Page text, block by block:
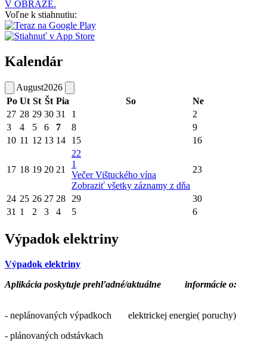
V OBRAZE.
Voľne k stiahnutiu:
Kalendár
August2026
Po Ut St Št Pia So
Ne
27 28 29 30 31 1
2
3
4 5 6 7 8
9
10 11 12 13 14 15 16
17 18 19 20 21
22
1
Večer Vištuckého vína
Zobraziť všetky záznamy z dňa
23
24 25 26 27 28 29
30
31 1 2 3 4 5 6
Výpadok elektriny
Výpadok elektriny
Aplikácia poskytuje prehľadné/aktuálne informácie o:
- neplánovaných výpadkoch elektrickej energie( poruchy)
- plánovaných odstávkach